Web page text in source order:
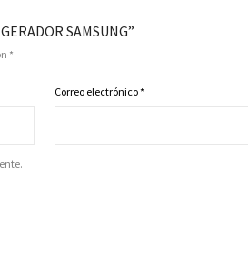
SAMSUNG”
*
Correo electrónico*